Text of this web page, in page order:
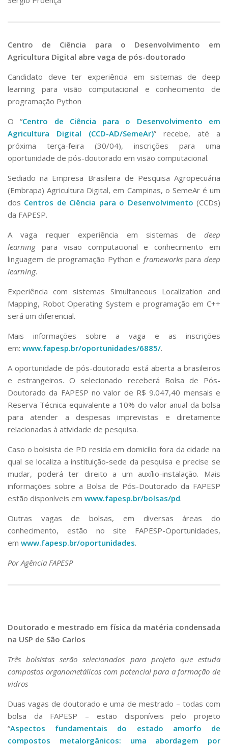
Centro de Ciência para o Desenvolvimento em
Agricultura Digital abre vaga de pós-doutorado
Candidato deve ter experiência em sistemas de deep
learning para visão computacional e conhecimento de
programação Python
O “Centro de Ciência para o Desenvolvimento em
Agricultura Digital (CCD-AD/SemeAr)” recebe, até a
próxima terça-feira (30/04), inscrições para uma
oportunidade de pós-doutorado em visão computacional.
Sediado na Empresa Brasileira de Pesquisa Agropecuária
(Embrapa) Agricultura Digital, em Campinas, o SemeAr é um
dos Centros de Ciência para o Desenvolvimento (CCDs)
da FAPESP.
A vaga requer experiência em sistemas de deep
learningpara visão computacional e conhecimento em
linguagem de programação Python e frameworksparadeep
learning.
Experiência com sistemas Simultaneous Localization and
Mapping, Robot Operating System e programação em C++
será um diferencial.
Mais informações sobre a vaga e as inscrições
em: www.fapesp.br/oportunidades/6885/.
A oportunidade de pós-doutorado está aberta a brasileiros
e estrangeiros. O selecionado receberá Bolsa de Pós-
Doutorado da FAPESP no valor de R$ 9.047,40 mensais e
Reserva Técnica equivalente a 10% do valor anual da bolsa
para atender a despesas imprevistas e diretamente
relacionadas à atividade de pesquisa.
Caso o bolsista de PD resida em domicílio fora da cidade na
qual se localiza a instituição-sede da pesquisa e precise se
mudar, poderá ter direito a um auxílio-instalação. Mais
informações sobre a Bolsa de Pós-Doutorado da FAPESP
estão disponíveis em www.fapesp.br/bolsas/pd.
Outras vagas de bolsas, em diversas áreas do
conhecimento, estão no site FAPESP-Oportunidades,
em www.fapesp.br/oportunidades.
Por Agência FAPESP
Doutorado e mestrado em física da matéria condensada
na USP de São Carlos
Três bolsistas serão selecionados para projeto que estuda
compostos organometálicos com potencial para a formação de
vidros
Duas vagas de doutorado e uma de mestrado – todas com
bolsa da FAPESP – estão disponíveis pelo projeto
“Aspectos fundamentais do estado amorfo de
compostos metalorgânicos: uma abordagem por